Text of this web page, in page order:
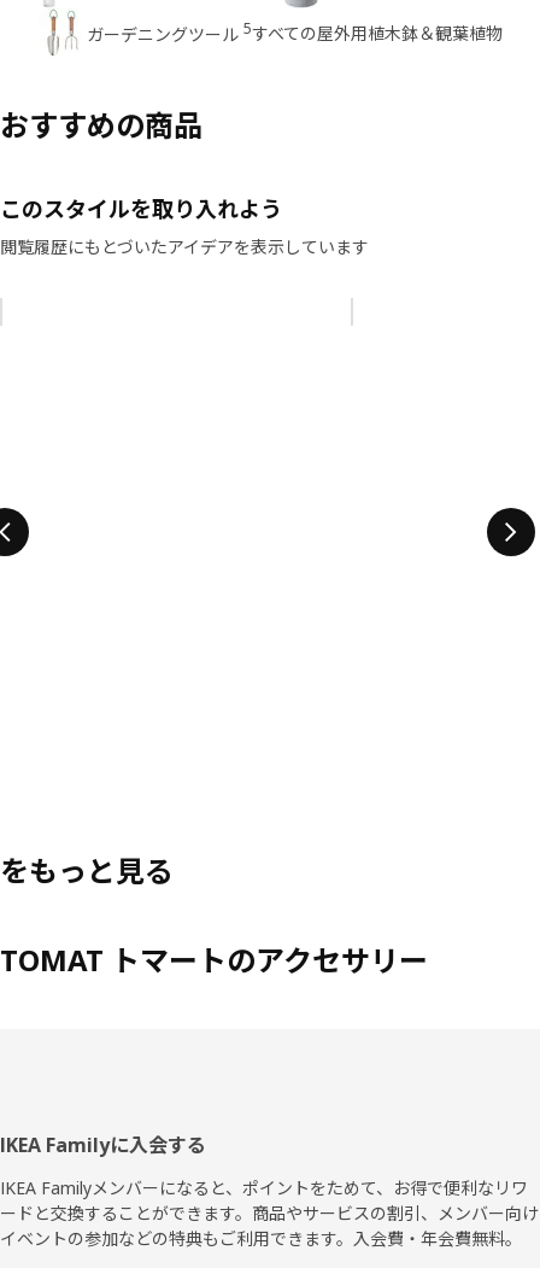
ガーデニングツール 5すべての屋外用植木鉢＆観葉植物
おすすめの商品
このスタイルを取り入れよう
閲覧履歴にもとづいたアイデアを表示しています
をもっと見る
TOMAT トマートのアクセサリー
フ
ッ
タ
IKEA Familyに入会する
IKEA Familyメンバーになると、ポイントをためて、お得で便利なリワ
ードと交換することができます。商品やサービスの割引、メンバー向け
イベントの参加などの特典もご利用できます。入会費・年会費無料。